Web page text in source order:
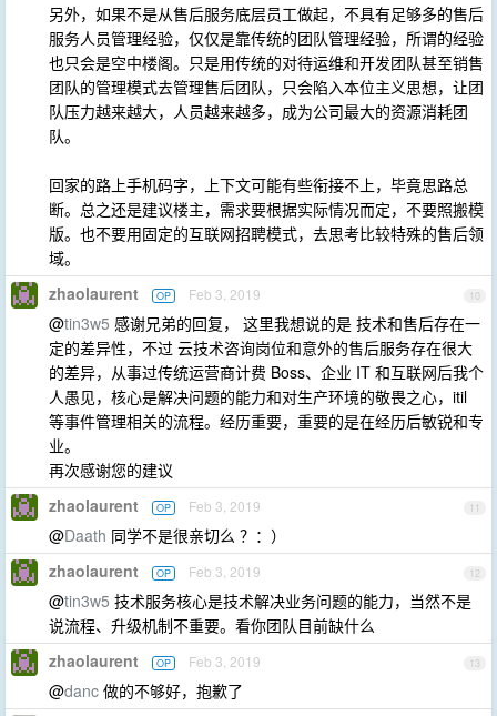
另外，如果不是从售后服务底层员工做起，不具有足够多的售后
服务人员管理经验，仅仅是靠传统的团队管理经验，所谓的经验
也只会是空中楼阁。只是用传统的对待运维和开发团队甚至销售
团队的管理模式去管理售后团队，只会陷入本位主义思想，让团
队压力越来越大，人员越来越多，成为公司最大的资源消耗团
队。
回家的路上手机码字，上下文可能有些衔接不上，毕竟思路总
断。总之还是建议楼主，需求要根据实际情况而定，不要照搬模
版。也不要用固定的互联网招聘模式，去思考比较特殊的售后领
域。
10
zhaolaurent OP Feb 3, 2019
@tin3w5 感谢兄弟的回复， 这里我想说的是 技术和售后存在一
定的差异性，不过 云技术咨询岗位和意外的售后服务存在很大
的差异，从事过传统运营商计费 Boss、企业 IT 和互联网后我个
人愚见，核心是解决问题的能力和对生产环境的敬畏之心，itil
等事件管理相关的流程。经历重要，重要的是在经历后敏锐和专
业。
再次感谢您的建议
11
zhaolaurent OP Feb 3, 2019
@Daath 同学不是很亲切么 ？：）
12
zhaolaurent OP Feb 3, 2019
@tin3w5 技术服务核心是技术解决业务问题的能力，当然不是
说流程、升级机制不重要。看你团队目前缺什么
13
zhaolaurent OP Feb 3, 2019
@danc 做的不够好，抱歉了